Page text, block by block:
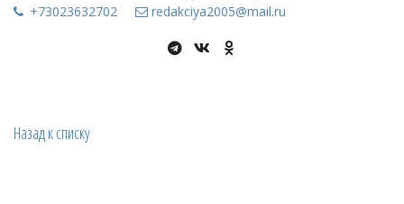
+73023632702 redakciya2005@mail.ru
Назад к списку